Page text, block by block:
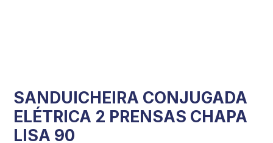
SANDUICHEIRA CONJUGADA
ELÉTRICA 2 PRENSAS CHAPA
LISA 90